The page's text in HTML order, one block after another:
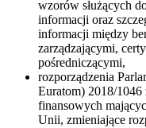
wzorów służących
informacji oraz
informacji między
zarządzającymi,
pośredniczącymi,
rozporządzenia
Euratom) 2018/1046
finansowych
Unii, zmieniające